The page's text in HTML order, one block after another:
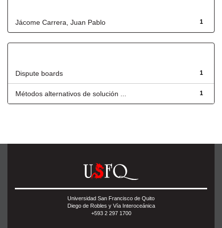
1
Jácome Carrera, Juan Pablo
1
Dispute boards
1
Métodos alternativos de solución ...
Universidad San Francisco de Quito
Diego de Robles y Vía Interoceánica
+593 2 297 1700